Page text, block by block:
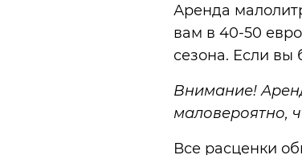
Аренда
вам в 40-50
сезона. Если вы
Внимание!
маловероятно,
Все расценки